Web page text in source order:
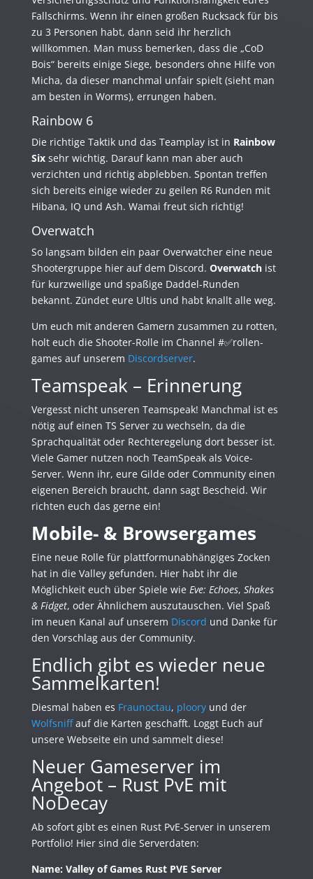
Fallschirms. Wenn ihr einen großen Rucksack für bis
zu 3 Personen habt, dann seid ihr herzlich
willkommen. Man muss bemerken, dass die „CoD
Bois“ bereits einige Siege, besonders ohne Hilfe von
Micha, da dieser manchmal unfair spielt (sieht man
am besten in Worms), errungen haben.
Rainbow 6
Die richtige Taktik und das Teamplay ist in Rainbow
Sixsehr wichtig. Darauf kann man aber auch
verzichten und richtig abplebben. Spontan treffen
sich bereits einige wieder zu geilen R6 Runden mit
Hibana, IQ und Ash. Wamai freut sich richtig!
Overwatch
So langsam bilden ein paar Overwatcher eine neue
Shootergruppe hier auf dem Discord. Overwatchist
für kurzweilige und spaßige Daddel-Runden
bekannt. Zündet eure Ultis und habt knallt alle weg.
Um euch mit anderen Gamern zusammen zu rotten,
holt euch die Shooter-Rolle im Channel #✅rollen-
games auf unserem Discordserver.
Teamspeak – Erinnerung
Vergesst nicht unseren Teamspeak! Manchmal ist es
nötig auf einen TS Server zu wechseln, da die
Sprachqualität oder Rechteregelung dort besser ist.
Viele Gamer nutzen noch TeamSpeak als Voice-
Server. Wenn ihr, eure Gilde oder Community einen
eigenen Bereich braucht, dann sagt Bescheid. Wir
richten euch das gerne ein!
Mobile- & Browsergames
Eine neue Rolle für plattformunabhängiges Zocken
hat in die Valley gefunden. Hier habt ihr die
Möglichkeit euch über Spiele wie Eve: Echoes, Shakes
& Fidget, oder Ähnlichem auszutauschen. Viel Spaß
im neuen Kanal auf unserem Discord und Danke für
den Vorschlag aus der Community.
Endlich gibt es wieder neue
Sammelkarten!
Diesmal haben es Fraunoctau, plooryund der
Wolfsniffauf die Karten geschafft. Loggt Euch auf
unsere Webseite ein und sammelt diese!
Neuer Gameserver im
Angebot – Rust PvE mit
NoDecay
Ab sofort gibt es einen Rust PvE-Server in unserem
Portfolio! Hier sind die Serverdaten:
Name: Valley of Games Rust PVE Server